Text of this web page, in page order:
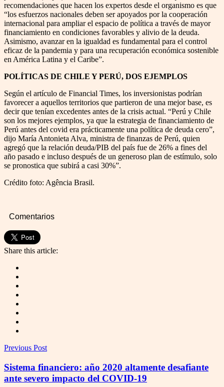
recomendaciones que hacen los expertos desde el organismo es que
“los esfuerzos nacionales deben ser apoyados por la cooperación
internacional para ampliar el espacio de política a través de mayor
financiamiento en condiciones favorables y alivio de la deuda.
Asimismo, avanzar en la igualdad es fundamental para el control
eficaz de la pandemia y para una recuperación económica sostenible
en América Latina y el Caribe”.
POLÍTICAS DE CHILE Y PERÚ, DOS EJEMPLOS
Según el artículo de Financial Times, los inversionistas podrían
favorecer a aquellos territorios que partieron de una mejor base, es
decir que tenían excedentes antes de la crisis actual. “Perú y Chile
son los mejores ejemplos, ya que la estrategia de financiamiento de
Perú antes del covid era prácticamente una política de deuda cero”,
dijo María Antonieta Alva, ministra de finanzas de Perú, quien
agregó que la relación deuda/PIB del país fue de 26% a fines del
año pasado e incluso después de un generoso plan de estímulo, solo
se pronostica que subirá a casi 30%”.
Crédito foto: Agência Brasil.
Comentarios
Share this article:
Previous Post
Sistema financiero: año 2020 altamente desafiante
ante severo impacto del COVID-19